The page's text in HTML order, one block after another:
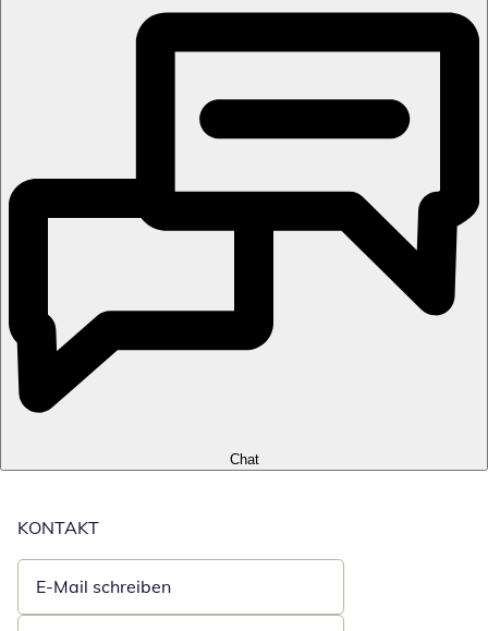
Chat
KONTAKT
E-Mail schreiben
Öffnet E-Mail-Client